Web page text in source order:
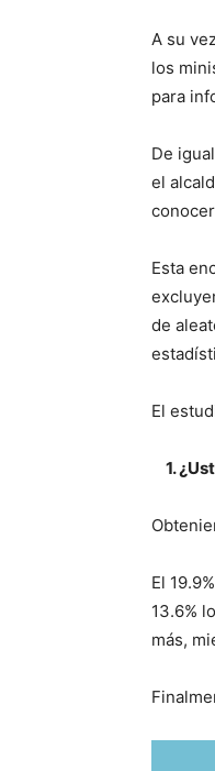
A su
los
para
De
el
Esta
de
El
1.
El
13.6%
más,